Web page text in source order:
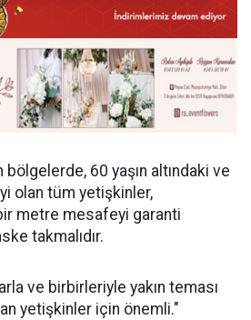
bölgelerde, 60 yaşın altındaki ve
olan tüm yetişkinler,
metre mesafeyi garanti
takmalıdır.
ve birbirleriyle yakın teması
yetişkinler için önemli."